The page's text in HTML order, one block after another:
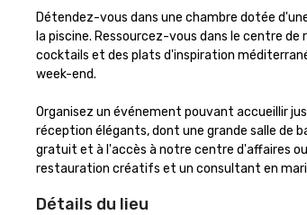
Détendez-vous dans une chambre dotée
la piscine. Ressourcez-vous dans le centre
cocktails et des plats d'inspiration
week-end.
Organisez un événement pouvant accueillir
réception élégants, dont une grande salle de
gratuit et à l'accès à notre centre d'affaires
restauration créatifs et un consultant en
Détails du lieu